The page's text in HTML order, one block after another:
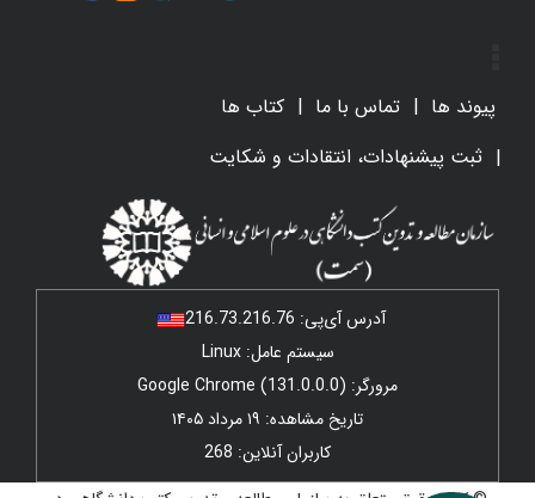
پیوند ها تماس با ما
کتاب ها
ثبت پیشنهادات، انتقادات و شکایت
آدرس آی‌پی: 216.73.216.76
سیستم عامل: Linux
مرورگر: Google Chrome (131.0.0.0)
تاریخ مشاهده: ۱۹ مرداد ۱۴۰۵
کاربران آنلاین: 268